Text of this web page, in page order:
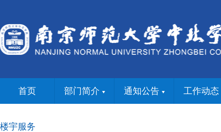
首页 部门简介 通知公告 工作动态
楼宇服务